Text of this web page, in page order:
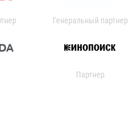
Генеральный партнер
Партнер